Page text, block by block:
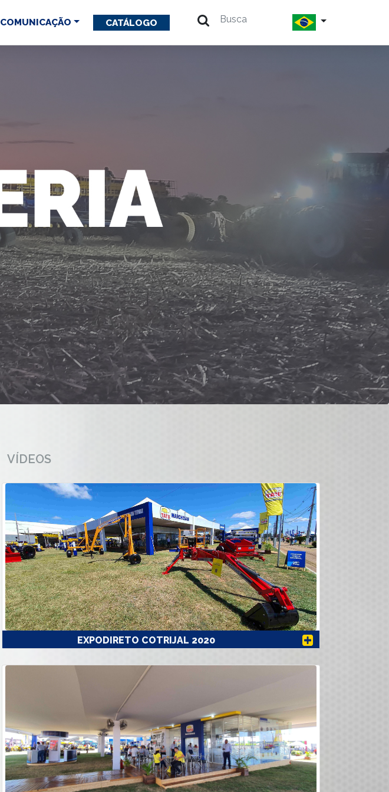
COMUNICAÇÃO CATÁLOGO
VÍDEOS
EXPODIRETO COTRIJAL 2020